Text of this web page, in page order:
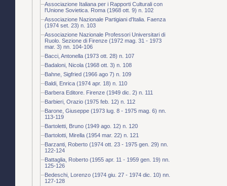
Associazione Italiana per i Rapporti Culturali con
l'Unione Sovietica. Roma (1968 ott. 9) n. 102
Associazione Nazionale Partigiani d'Italia. Faenza
(1974 set. 23) n. 103
Associazione Nazionale Professori Universitari di
Ruolo. Sezione di Firenze (1972 mag. 31 - 1973
mar. 3) nn. 104-106
Bacci, Antonella (1973 ott. 28) n. 107
Badaloni, Nicola (1968 ott. 3) n. 108
Bahne, Sigfried (1966 ago 7) n. 109
Baldi, Enrica (1974 apr. 18) n. 110
Barbera Editore. Firenze (1949 dic. 2) n. 111
Barbieri, Orazio (1975 feb. 12) n. 112
Barone, Giuseppe (1973 lug. 8 - 1975 mag. 6) nn.
113-119
Bartoletti, Bruno (1949 ago. 12) n. 120
Bartolotti, Mirella (1954 mar. 22) n. 121
Barzanti, Roberto (1974 ott. 23 - 1975 gen. 29) nn.
122-124
Battaglia, Roberto (1955 apr. 11 - 1959 gen. 19) nn.
125-126
Bedeschi, Lorenzo (1974 giu. 27 - 1974 dic. 10) nn.
127-128